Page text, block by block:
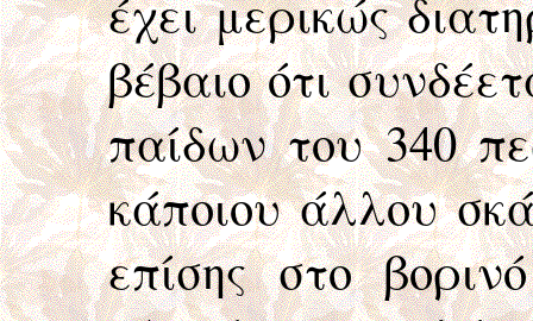
έχει μερικώς
βέβαιο ότι
παίδων του 340
κάποιου άλλου
επίσης στο